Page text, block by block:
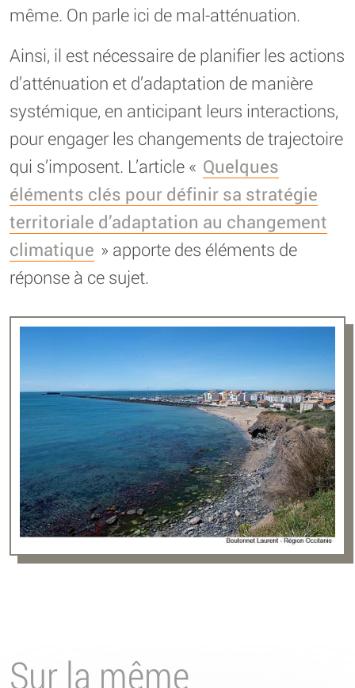
même. On parle ici de mal-atténuation.
Ainsi, il est nécessaire de planifier les actions
d’atténuation et d’adaptation de manière
systémique, en anticipant leurs interactions,
pour engager les changements de trajectoire
qui s’imposent. L’article « Quelques
éléments clés pour définir sa stratégie
territoriale d’adaptation au changement
climatique » apporte des éléments de
réponse à ce sujet.
Sur la même